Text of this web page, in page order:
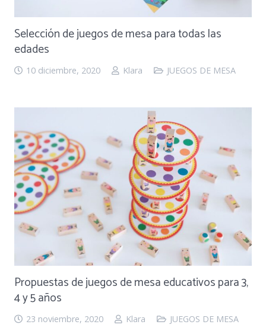
Selección de juegos de mesa para todas las
edades
10 diciembre, 2020 Klara JUEGOS DE MESA
Propuestas de juegos de mesa educativos para 3,
4 y 5 años
23 noviembre, 2020 Klara JUEGOS DE MESA